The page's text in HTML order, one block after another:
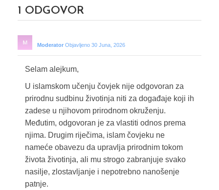
1 ODGOVOR
Moderator Objavljeno 30 Juna, 2026
Selam alejkum,
U islamskom učenju čovjek nije odgovoran za
prirodnu sudbinu životinja niti za događaje koji ih
zadese u njihovom prirodnom okruženju.
Međutim, odgovoran je za vlastiti odnos prema
njima. Drugim riječima, islam čovjeku ne
nameće obavezu da upravlja prirodnim tokom
života životinja, ali mu strogo zabranjuje svako
nasilje, zlostavljanje i nepotrebno nanošenje
patnje.